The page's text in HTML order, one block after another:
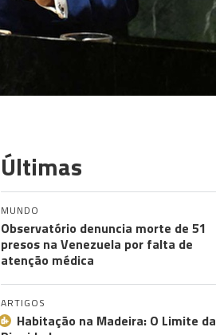
Últimas
MUNDO
Observatório denuncia morte de 51
presos na Venezuela por falta de
atenção médica
ARTIGOS
Habitação na Madeira: O Limite da